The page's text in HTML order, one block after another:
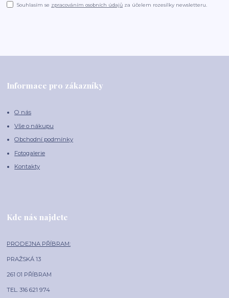
Souhlasím se zpracováním osobních údajů za účelem rozesílky newsletteru.
Informace pro zákazníky
O nás
Vše o nákupu
Obchodní podmínky
Fotogalerie
Kontakty
Kde nás najdete
PRODEJNA PŘÍBRAM:
PRAŽSKÁ 13
261 01 PŘÍBRAM
TEL. 316 621 974